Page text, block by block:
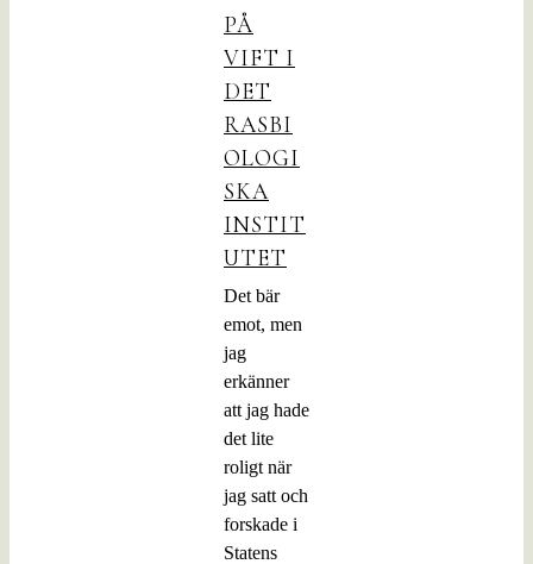
PÅ
VIFT I
DET
RASBI
OLOGI
SKA
INSTIT
UTET
Det bär
emot, men
jag
erkänner
att jag hade
det lite
roligt när
jag satt och
forskade i
Statens